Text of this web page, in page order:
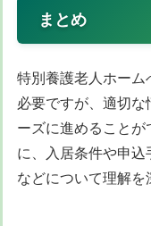
まとめ
特別養護老人ホー
必要ですが、適切
ーズに進めること
に、入居条件や申
などについて理解を